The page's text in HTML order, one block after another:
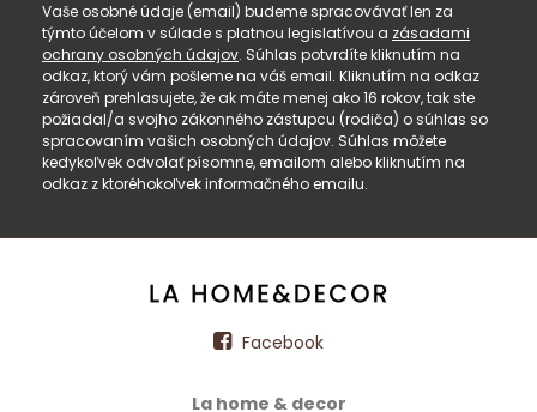
Vaše osobné údaje (email) budeme spracovávať len za
týmto účelom v súlade s platnou legislatívou a zásadami
ochrany osobných údajov. Súhlas potvrdíte kliknutím na
odkaz, ktorý vám pošleme na váš email. Kliknutím na odkaz
zároveň prehlasujete, že ak máte menej ako 16 rokov, tak ste
požiadal/a svojho zákonného zástupcu (rodiča) o súhlas so
spracovaním vašich osobných údajov. Súhlas môžete
kedykoľvek odvolať písomne, emailom alebo kliknutím na
odkaz z ktoréhokoľvek informačného emailu.
Facebook
La home & decor